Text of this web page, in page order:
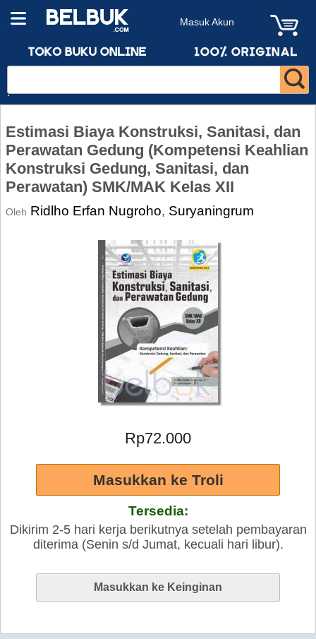
Masuk Akun
Estimasi Biaya Konstruksi, Sanitasi, dan
Perawatan Gedung (Kompetensi Keahlian
Konstruksi Gedung, Sanitasi, dan
Perawatan) SMK/MAK Kelas XII
Oleh Ridlho Erfan Nugroho, Suryaningrum
Rp72.000
Tersedia:
Dikirim 2-5 hari kerja berikutnya setelah pembayaran
diterima (Senin s/d Jumat, kecuali hari libur).